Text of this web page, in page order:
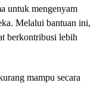
untuk mengenyam
Melalui bantuan ini,
berkontribusi lebih
mampu secara